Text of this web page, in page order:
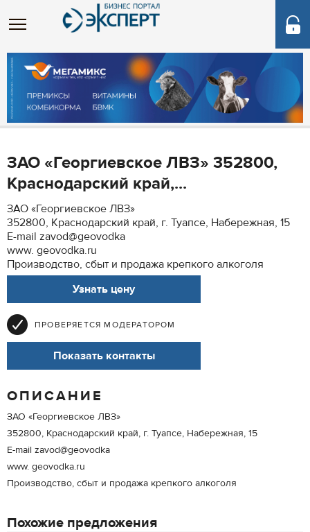
ЗАО «Георгиевское ЛВЗ» 352800,
Краснодарский край,...
ЗАО «Георгиевское ЛВЗ»
352800, Краснодарский край, г. Туапсе, Набережная, 15
Е-mail zavod@geovodka
www. geovodka.ru
Производство, сбыт и продажа крепкого алкоголя
Узнать цену
ПРОВЕРЯЕТСЯ МОДЕРАТОРОМ
Показать контакты
ОПИСАНИЕ
ЗАО «Георгиевское ЛВЗ»
352800, Краснодарский край, г. Туапсе, Набережная, 15
Е-mail zavod@geovodka
www. geovodka.ru
Производство, сбыт и продажа крепкого алкоголя
Похожие предложения